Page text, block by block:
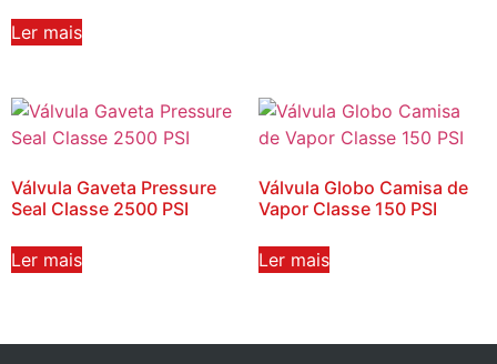
Ler mais
Válvula Gaveta Pressure
Seal Classe 2500 PSI
Ler mais
Válvula Globo Camisa de
Vapor Classe 150 PSI
Ler mais